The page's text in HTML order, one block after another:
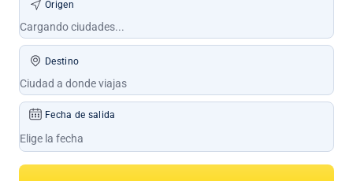
Origen
Destino
Fecha de salida